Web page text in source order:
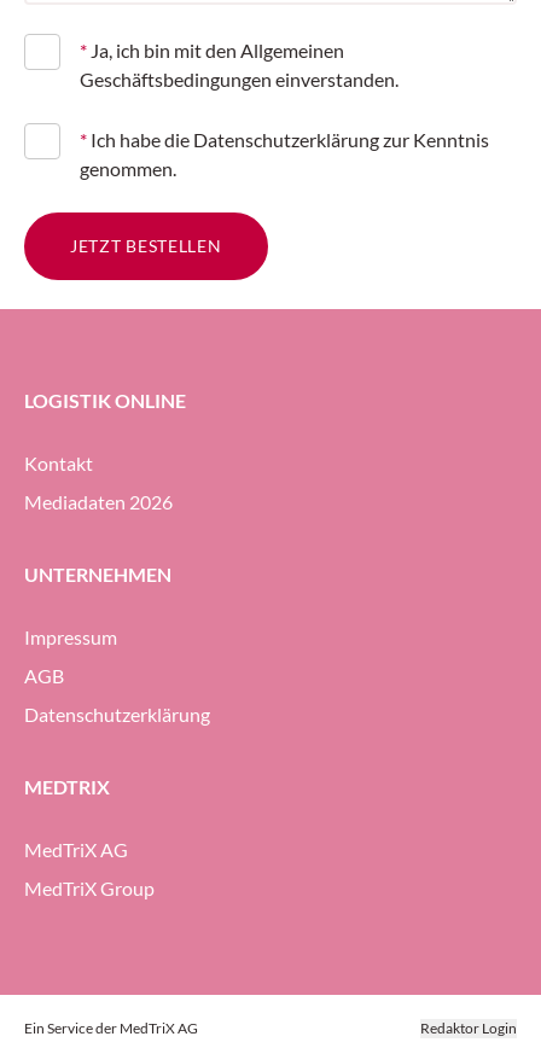
* Ja, ich bin mit den Allgemeinen
Geschäftsbedingungen einverstanden.
* Ich habe die Datenschutzerklärung zur Kenntnis
genommen.
JETZT BESTELLEN
LOGISTIK ONLINE
Kontakt
Mediadaten 2026
UNTERNEHMEN
Impressum
AGB
Datenschutzerklärung
MEDTRIX
MedTriX AG
MedTriX Group
Ein Service der MedTriX AG Redaktor Login